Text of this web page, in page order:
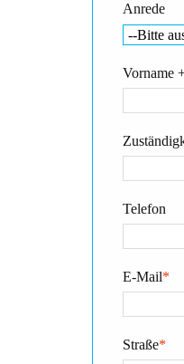
Anrede
Vorname
Telefon
*
E-Mail
*
Straße